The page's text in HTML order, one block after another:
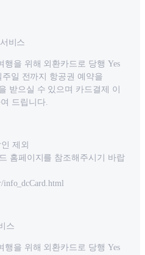
비스
을 위해 외환카드로 당행 Yes
일 전까지 항공권 예약을
받으실 수 있으며 카드결제 이
드립니다.
제외
홈페이지를 참조해주시기 바랍
스
을 위해 외환카드로 당행 Yes